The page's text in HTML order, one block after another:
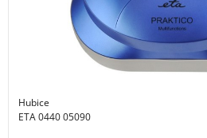
Hubice
ETA 0440 05090